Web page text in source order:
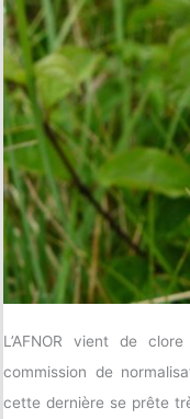
L’AFNOR vient de
commission de
cette dernière se prête